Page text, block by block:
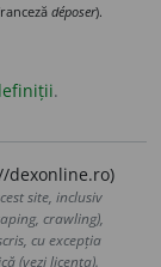
déposer).
.
dexonline.ro)
site, inclusiv
crawling),
cu excepția
(vezi licența).